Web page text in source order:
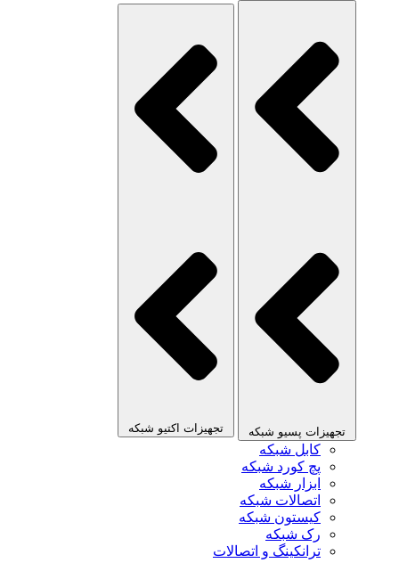
تجهیزات پسیو شبکه تجهیزات اکتیو شبکه
کابل شبکه
پچ کورد شبکه
ابزار شبکه
اتصالات شبکه
کیستون شبکه
رک شبکه
ترانکینگ و اتصالات